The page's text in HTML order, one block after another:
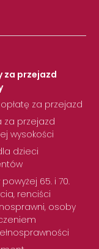
za przejazd
za przejazd
za przejazd
wysokości
dzieci
65. i 70.
renciści
osoby